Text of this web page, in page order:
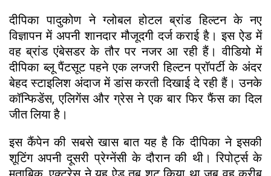
दीपिका पादुकोण ने ग्लोबल होटल ब्रांड हिल्टन के नए
विज्ञापन में अपनी शानदार मौजूदगी दर्ज कराई है। इस ऐड में
वह ब्रांड एंबेसडर के तौर पर नजर आ रही हैं। वीडियो में
दीपिका ब्लू पैंटसूट पहने एक लग्जरी हिल्टन प्रॉपर्टी के अंदर
बेहद स्टाइलिश अंदाज में डांस करती दिखाई दे रही हैं। उनके
कॉन्फिडेंस, एलिगेंस और ग्रेस ने एक बार फिर फैंस का दिल
जीत लिया है।
इस कैंपेन की सबसे खास बात यह है कि दीपिका ने इसकी
शूटिंग अपनी दूसरी प्रेग्नेंसी के दौरान की थी। रिपोर्ट्स के